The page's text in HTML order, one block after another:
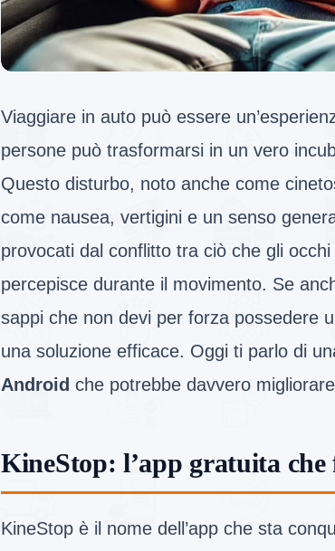
Viaggiare in auto può essere
persone può trasformarsi in un vero
Questo disturbo, noto anche come
come nausea, vertigini e un senso
provocati dal conflitto tra ciò che gli
percepisce durante il movimento. Se
sappi che non devi per forza possedere
una soluzione efficace. Oggi ti parlo di
Android che potrebbe davvero
KineStop: l’app gratuita che
KineStop è il nome dell’app che sta